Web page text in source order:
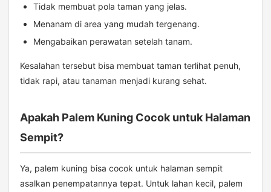
Tidak membuat pola taman yang jelas.
Menanam di area yang mudah tergenang.
Mengabaikan perawatan setelah tanam.
Kesalahan tersebut bisa membuat taman terlihat penuh,
tidak rapi, atau tanaman menjadi kurang sehat.
Apakah Palem Kuning Cocok untuk Halaman
Sempit?
Ya, palem kuning bisa cocok untuk halaman sempit
asalkan penempatannya tepat. Untuk lahan kecil, palem